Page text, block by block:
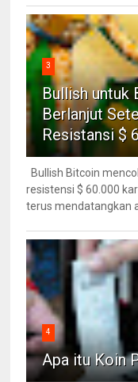
3
Bullish untuk
Berlanjut
Resistansi $
Bullish Bitcoin
resistensi $ 60.000
terus mendatangkan
4
Apa itu Koin